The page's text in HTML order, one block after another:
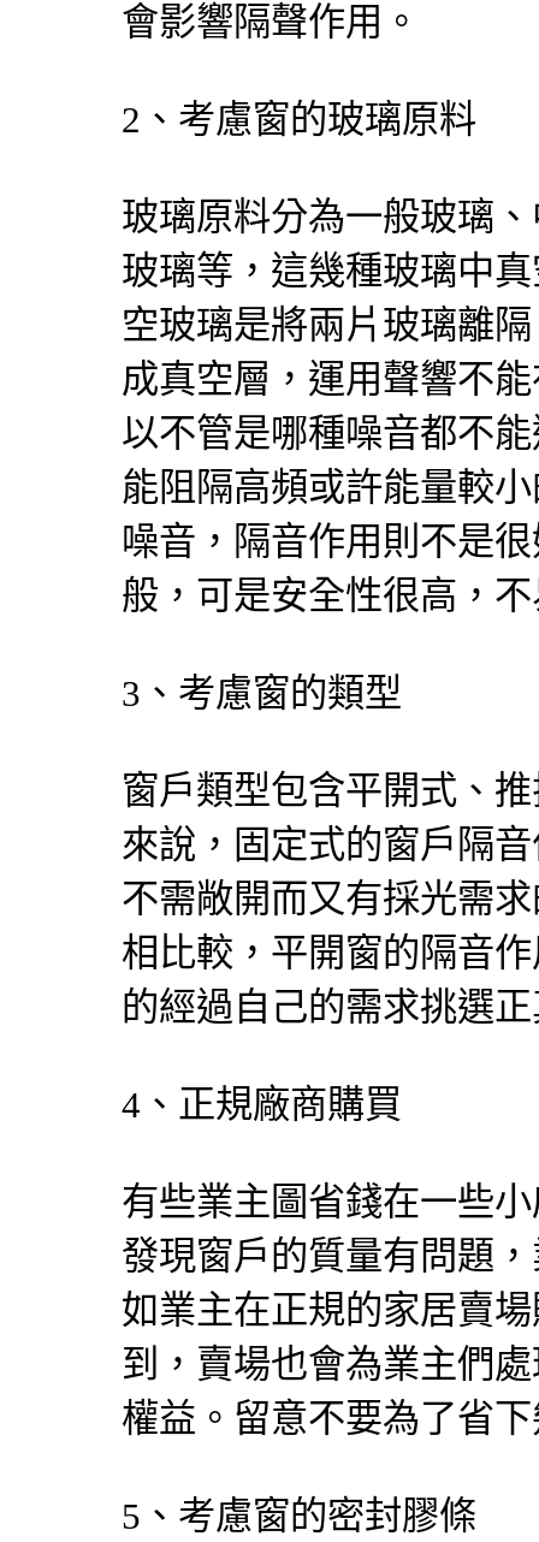
會影響隔聲作用。
2、考慮窗的玻璃原料
玻璃原料分為一般玻璃
玻璃等，這幾種玻璃中
空玻璃是將兩片玻璃離
成真空層，運用聲響不
以不管是哪種噪音都不
能阻隔高頻或許能量較
噪音，隔音作用則不是
般，可是安全性很高，
3、考慮窗的類型
窗戶類型包含平開式、
來說，固定式的窗戶隔
不需敞開而又有採光需
相比較，平開窗的隔音
的經過自己的需求挑選
4、正規廠商購買
有些業主圖省錢在一些
發現窗戶的質量有問題
如業主在正規的家居賣
到，賣場也會為業主們
權益。留意不要為了省
5、考慮窗的密封膠條